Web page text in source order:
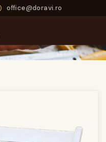
office@doravi.ro